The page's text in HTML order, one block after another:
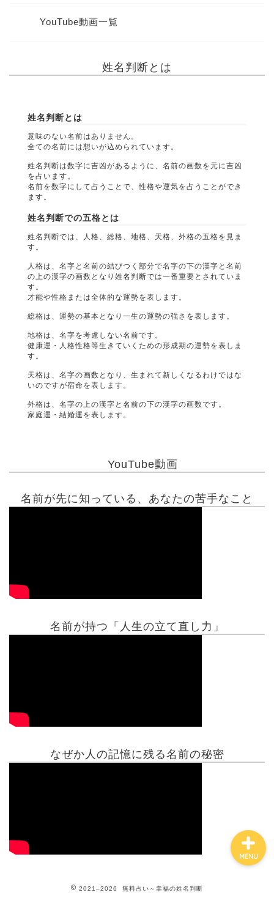
YouTube動画一覧
姓名判断とは
姓名判断とは
意味のない名前はありません。
全ての名前には想いが込められています。
姓名判断は数字に吉凶があるように、名前の画数を元に吉凶
を占います。
名前を数字にして占うことで、性格や運気を占うことができ
ます。
姓名判断での五格とは
姓名判断では、人格、総格、地格、天格、外格の五格を見ま
す。
人格は、名字と名前の結びつく部分で名字の下の漢字と名前
の上の漢字の画数となり姓名判断では一番重要とされていま
す。
才能や性格または全体的な運勢を表します。
総格は、運勢の基本となり一生の運勢の強さを表します。
地格は、名字を考慮しない名前です。
健康運・人格性格等生きていくための形成期の運勢を表しま
す。
天格は、名字の画数となり、生まれて新しくなるわけではな
いのですが宿命を表します。
外格は、名字の上の漢字と名前の下の漢字の画数です。
家庭運・結婚運を表します。
YouTube動画
名前が先に知っている、あなたの苦手なこと
名前が持つ「人生の立て直し力」
なぜか人の記憶に残る名前の秘密
2021–2026 無料占い～幸福の姓名判断
MENU